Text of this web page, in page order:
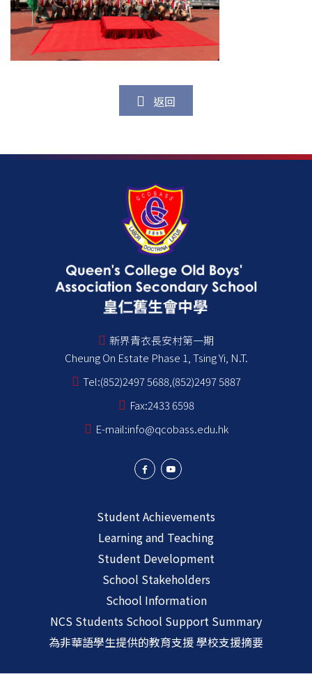
返回
新界青衣長安村第一期
Cheung On Estate Phase 1, Tsing Yi, N.T.
Tel:(852)2497 5688,(852)2497 5887
Fax:2433 6598
E-mail:info@qcobass.edu.hk
Student Achievements
Learning and Teaching
Student Development
School Stakeholders
School Information
NCS Students School Support Summary
為非華語學生提供的教育支援 學校支援摘要